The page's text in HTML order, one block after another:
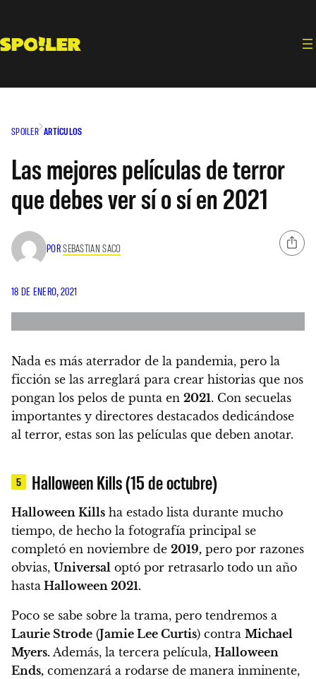
contenido
SPOILER ARTÍCULOS
Las mejores películas de terror
que debes ver sí o sí en 2021
PORSEBASTIAN SACO
18 DE ENERO, 2021
Nada es más aterrador de la pandemia, pero la
ficción se las arreglará para crear historias que nos
pongan los pelos de punta en 2021. Con secuelas
importantes y directores destacados dedicándose
al terror, estas son las películas que deben anotar.
5 Halloween Kills (15 de octubre)
Halloween Kills ha estado lista durante mucho
tiempo, de hecho la fotografía principal se
completó en noviembre de 2019, pero por razones
obvias, Universal optó por retrasarlo todo un año
hasta Halloween 2021.
Poco se sabe sobre la trama, pero tendremos a
Laurie Strode (Jamie Lee Curtis) contra Michael
Myers. Además, la tercera película, Halloween
Ends, comenzará a rodarse de manera inminente,